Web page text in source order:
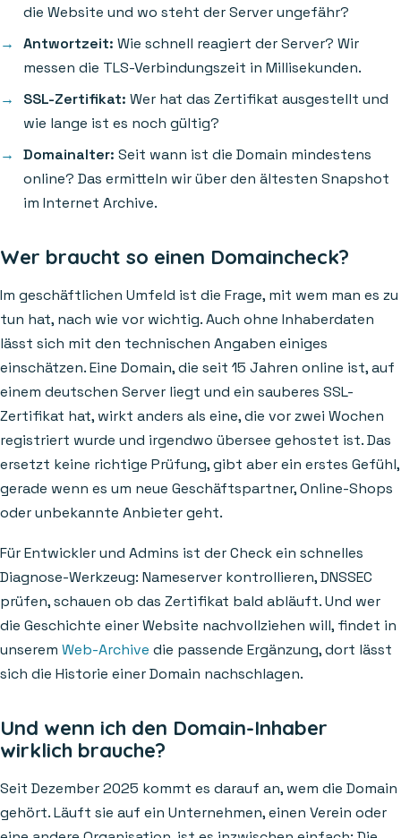
die Website und wo steht der Server ungefähr?
Antwortzeit: Wie schnell reagiert der Server? Wir
messen die TLS-Verbindungszeit in Millisekunden.
SSL-Zertifikat: Wer hat das Zertifikat ausgestellt und
wie lange ist es noch gültig?
Domainalter: Seit wann ist die Domain mindestens
online? Das ermitteln wir über den ältesten Snapshot
im Internet Archive.
Wer braucht so einen Domaincheck?
Im geschäftlichen Umfeld ist die Frage, mit wem man es zu
tun hat, nach wie vor wichtig. Auch ohne Inhaberdaten
lässt sich mit den technischen Angaben einiges
einschätzen. Eine Domain, die seit 15 Jahren online ist, auf
einem deutschen Server liegt und ein sauberes SSL-
Zertifikat hat, wirkt anders als eine, die vor zwei Wochen
registriert wurde und irgendwo übersee gehostet ist. Das
ersetzt keine richtige Prüfung, gibt aber ein erstes Gefühl,
gerade wenn es um neue Geschäftspartner, Online-Shops
oder unbekannte Anbieter geht.
Für Entwickler und Admins ist der Check ein schnelles
Diagnose-Werkzeug: Nameserver kontrollieren, DNSSEC
prüfen, schauen ob das Zertifikat bald abläuft. Und wer
die Geschichte einer Website nachvollziehen will, findet in
unserem Web-Archive die passende Ergänzung, dort lässt
sich die Historie einer Domain nachschlagen.
Und wenn ich den Domain-Inhaber
wirklich brauche?
Seit Dezember 2025 kommt es darauf an, wem die Domain
gehört. Läuft sie auf ein Unternehmen, einen Verein oder